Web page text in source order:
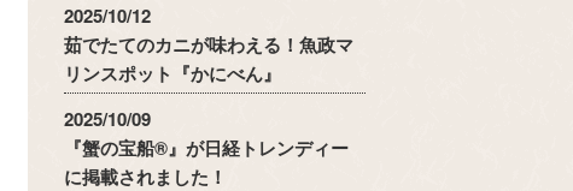
2025/10/12
茹でたてのカニが味わえる！魚政マ
リンスポット『かにべん』
2025/10/09
『蟹の宝船®』が日経トレンディー
に掲載されました！